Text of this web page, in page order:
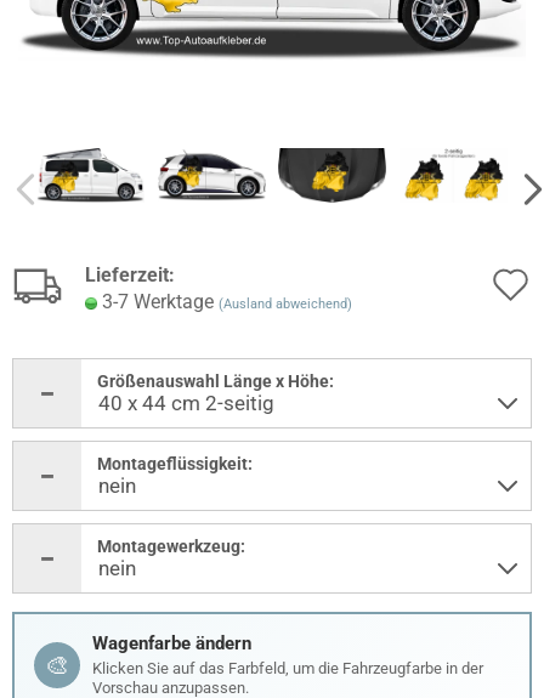
Lieferzeit:
3-7 Werktage (Ausland abweichend)
Größenauswahl Länge x Höhe:
Montageflüssigkeit:
Montagewerkzeug:
🎨
Wagenfarbe ändern
Klicken Sie auf das Farbfeld, um die Fahrzeugfarbe in der
Vorschau anzupassen.